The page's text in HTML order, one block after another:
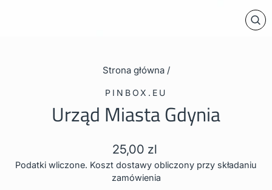
Strona główna /
PINBOX.EU
Urząd Miasta Gdynia
Cena
regularna
25,00 zl
Podatki wliczone. Koszt dostawy obliczony przy składaniu
zamówienia